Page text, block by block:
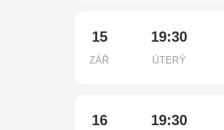
15
ZÁŘ
19:30
ÚTERÝ
16 19:30